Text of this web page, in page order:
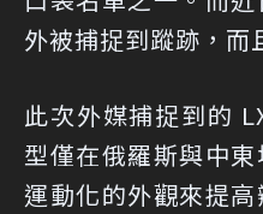
外被捕捉到蹤跡，而
此次外媒捕捉到的
型僅在俄羅斯與中
運動化的外觀來提